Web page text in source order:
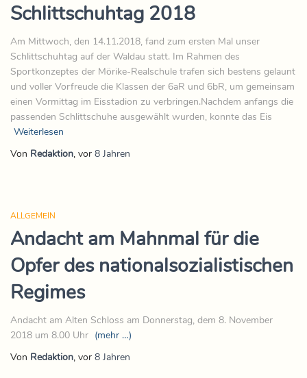
Schlittschuhtag 2018
Am Mittwoch, den 14.11.2018, fand zum ersten Mal unser
Schlittschuhtag auf der Waldau statt. Im Rahmen des
Sportkonzeptes der Mörike-Realschule trafen sich bestens gelaunt
und voller Vorfreude die Klassen der 6aR und 6bR, um gemeinsam
einen Vormittag im Eisstadion zu verbringen.Nachdem anfangs die
passenden Schlittschuhe ausgewählt wurden, konnte das Eis
Weiterlesen
Von Redaktion, vor 8 Jahren
ALLGEMEIN
Andacht am Mahnmal für die
Opfer des nationalsozialistischen
Regimes
Andacht am Alten Schloss am Donnerstag, dem 8. November
2018 um 8.00 Uhr (mehr …)
Von Redaktion, vor 8 Jahren